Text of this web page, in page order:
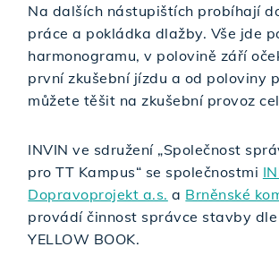
Na dalších nástupištích probíhají
práce a pokládka dlažby. Vše jde
harmonogramu, v polovině září
první zkušební jízdu a od poloviny
můžete těšit na zkušební provoz
INVIN ve sdružení „Společnost
pro TT Kampus“ se společnostmi
Dopravoprojekt a.s. a Brněnské
provádí činnost správce stavby dle
YELLOW BOOK.